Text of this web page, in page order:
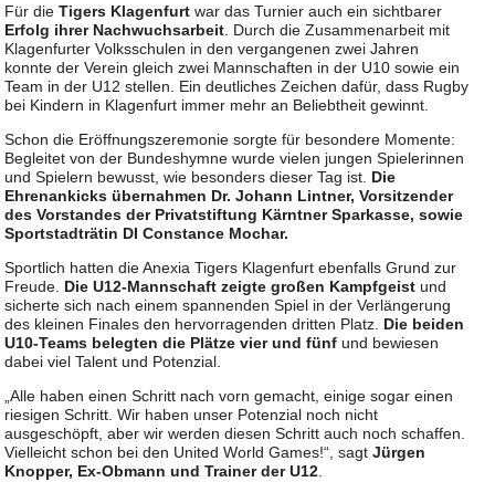
Für dieTigers Klagenfurt war das Turnier auch ein sichtbarer
Erfolg ihrer Nachwuchsarbeit. Durch die Zusammenarbeit mit
Klagenfurter Volksschulen in den vergangenen zwei Jahren
konnte der Verein gleich zwei Mannschaften in der U10 sowie ein
Team in der U12 stellen. Ein deutliches Zeichen dafür, dass Rugby
bei Kindern in Klagenfurt immer mehr an Beliebtheit gewinnt.
Schon die Eröffnungszeremonie sorgte für besondere Momente:
Begleitet von der Bundeshymne wurde vielen jungen Spielerinnen
und Spielern bewusst, wie besonders dieser Tag ist. Die
Ehrenankicks übernahmen Dr. Johann Lintner, Vorsitzender
des Vorstandes der Privatstiftung Kärntner Sparkasse, sowie
Sportstadträtin DI Constance Mochar.
Sportlich hatten die Anexia Tigers Klagenfurt ebenfalls Grund zur
Freude. Die U12-Mannschaft zeigte großen Kampfgeist und
sicherte sich nach einem spannenden Spiel in der Verlängerung
des kleinen Finales den hervorragenden dritten Platz. Die beiden
U10-Teams belegten die Plätze vier und fünf und bewiesen
dabei viel Talent und Potenzial.
„Alle haben einen Schritt nach vorn gemacht, einige sogar einen
riesigen Schritt. Wir haben unser Potenzial noch nicht
ausgeschöpft, aber wir werden diesen Schritt auch noch schaffen.
Vielleicht schon bei den United World Games!“, sagtJürgen
Knopper, Ex-Obmann und Trainer der U12.